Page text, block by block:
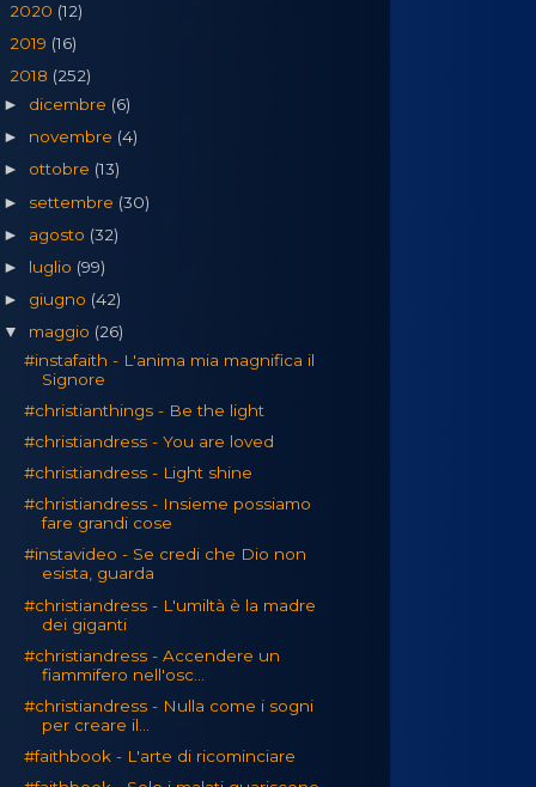
2020 (12)
2019 (16)
2018 (252)
► dicembre (6)
► novembre (4)
► ottobre (13)
► settembre (30)
► agosto (32)
► luglio (99)
► giugno (42)
▼ maggio (26)
#instafaith - L'anima mia magnifica il
Signore
#christianthings - Be the light
#christiandress - You are loved
#christiandress - Light shine
#christiandress - Insieme possiamo
fare grandi cose
#instavideo - Se credi che Dio non
esista, guarda
#christiandress - L'umiltà è la madre
dei giganti
#christiandress - Accendere un
fiammifero nell'osc...
#christiandress - Nulla come i sogni
per creare il...
#faithbook - L'arte di ricominciare